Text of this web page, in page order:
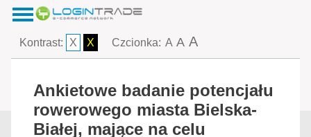
Kontrast: X X Czcionka: A A A
Ankietowe badanie potencjału
rowerowego miasta Bielska-
Białej, mające na celu